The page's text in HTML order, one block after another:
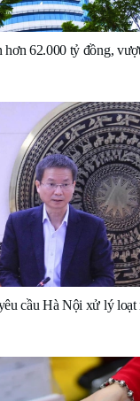
62.000 tỷ đồng,
cầu Hà Nội xử lý loạt